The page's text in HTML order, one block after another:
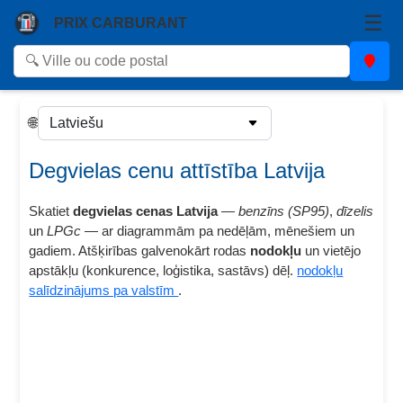
PRIX CARBURANT ☰
🌐
Degvielas cenu attīstība Latvija
Skatietdegvielas cenas Latvija—benzīns (SP95),dīzelis
unLPGc — ar diagrammām pa nedēļām, mēnešiem un
gadiem. Atšķirības galvenokārt rodas nodokļu un vietējo
apstākļu (konkurence, loģistika, sastāvs) dēļ. nodokļu
salīdzinājums pa valstīm .